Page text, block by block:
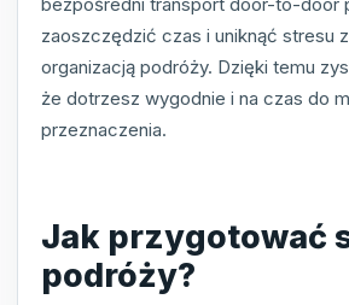
bezpośredni transport door-to-door
zaoszczędzić czas i uniknąć stresu
organizacją podróży. Dzięki temu
że dotrzesz wygodnie i na czas do
przeznaczenia.
Jak przygotować
podróży?